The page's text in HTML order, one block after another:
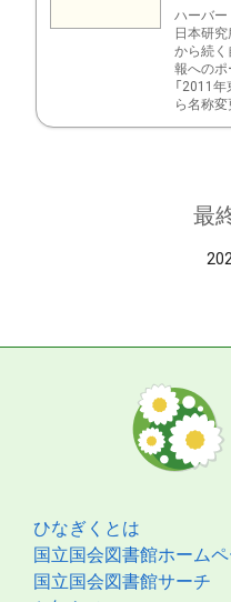
ハーバー
日本研究
から続く
報へのポ
「2011
ら名称変
最
ひなぎくとは
国立国会図書館ホーム
国立国会図書館サーチ